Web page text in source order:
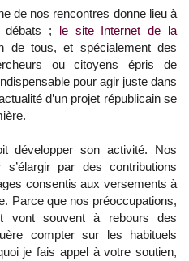
de nos rencontres donne lieu à
débats ; le site Internet de la
de tous, et spécialement des
ou citoyens épris de
pour agir juste dans
d’un projet républicain se
développer son activité. Nos
par des contributions
consentis aux versements à
Parce que nos préoccupations,
vont souvent à rebours des
compter sur les habituels
je fais appel à votre soutien,